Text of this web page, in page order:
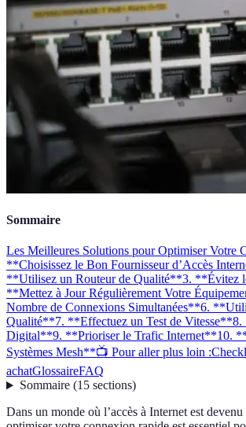
Sommaire
Les Meilleures Solutions pour Optimiser Votre
**Choisissez le Bon Fournisseur d’Accès
**Utilisez un Routeur de Qualité**3. **Évitez
**Mettez à Jour Régulièrement Votre
Nombre de Connexions Simultanées**6.
Qualité**7. **Effectuez un Test de Vitesse**8.
Digital**9. **Prioriser le Trafic Internet**10.
Systèmes Mesh**📺 Pour aller plus loin :
achatGlossaireFAQ
Sommaire(15 sections)
Dans un monde où l’accès à Internet est